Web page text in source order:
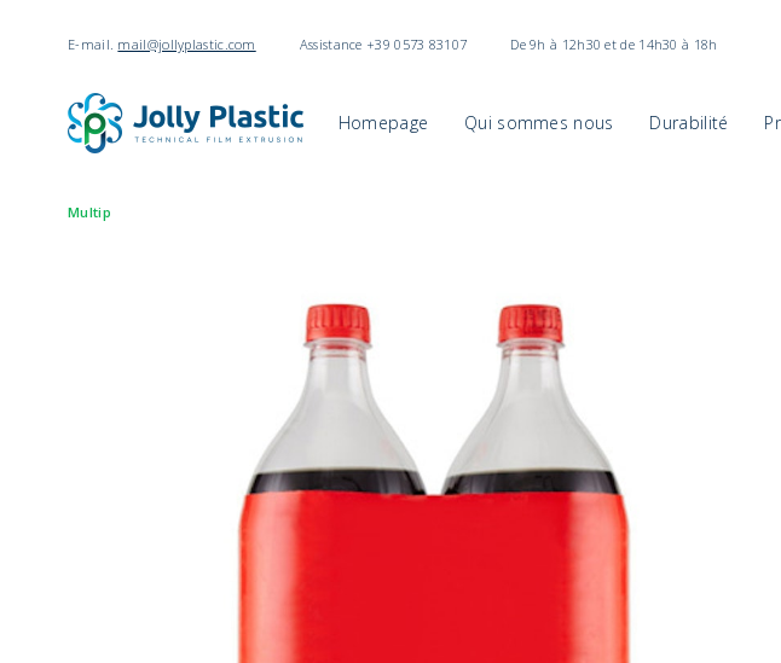
E-mail. mail@jollyplastic.com Assistance +39 0573 83107 De 9h à 12h30 et de 14h30 à 18h
Homepage Qui sommes nous Durabilité
Multip